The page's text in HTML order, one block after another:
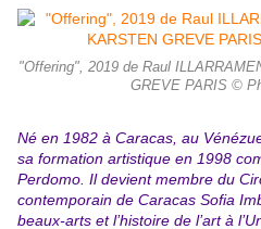
"Offering", 2019 de Raul
GREVE PARIS ©
Né en 1982 à Caracas, au
sa formation artistique en 1998
Perdomo. Il devient membre du
contemporain de Caracas Sofia
beaux-arts et l’histoire de l’art à